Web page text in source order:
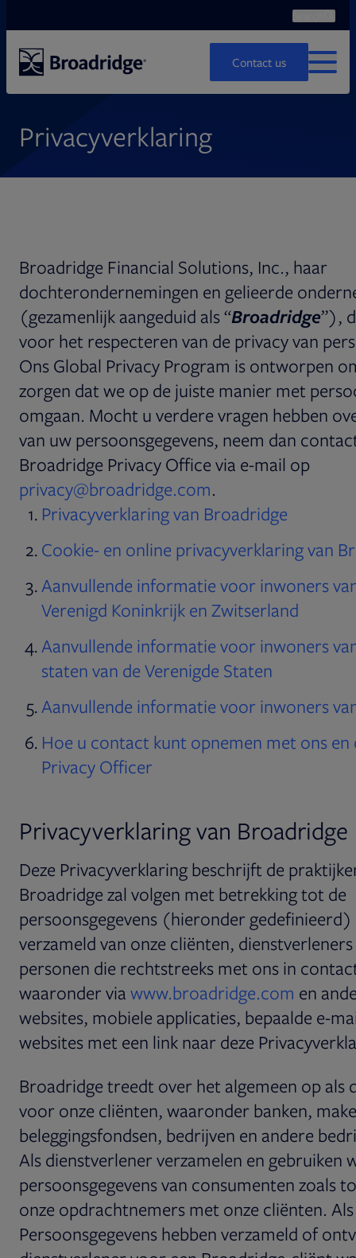
Contact us
MENU
Privacyverklaring
Broadridge Financial Solutions, Inc., haar
dochterondernemingen en gelieerde
(gezamenlijk aangeduid als “Broadridge”),
voor het respecteren van de privacy van
Ons Global Privacy Program is ontworpen
zorgen dat we op de juiste manier met
omgaan. Mocht u verdere vragen hebben
van uw persoonsgegevens, neem dan
Broadridge Privacy Office via e-mail op
privacy@broadridge.comOpens in new tab
.
Privacyverklaring van Broadridge
Cookie- en online privacyverklaring van
Aanvullende informatie voor inwoners
Verenigd Koninkrijk en Zwitserland
Aanvullende informatie voor inwoners
staten van de Verenigde Staten
Aanvullende informatie voor inwoners
Hoe u contact kunt opnemen met ons en
Privacy Officer
Privacyverklaring van Broadridge
Deze Privacyverklaring beschrijft de
Broadridge zal volgen met betrekking tot de
persoonsgegevens (hieronder
verzameld van onze cliënten,
personen die rechtstreeks met ons in
waaronder via www.broadridge.com en
websites, mobiele applicaties, bepaalde e-
websites met een link naar deze
Broadridge treedt over het algemeen op als
voor onze cliënten, waaronder banken,
beleggingsfondsen, bedrijven en andere
Als dienstverlener verzamelen en gebruiken
persoonsgegevens van consumenten zoals
onze opdrachtnemers met onze cliënten.
Persoonsgegevens hebben verzameld of